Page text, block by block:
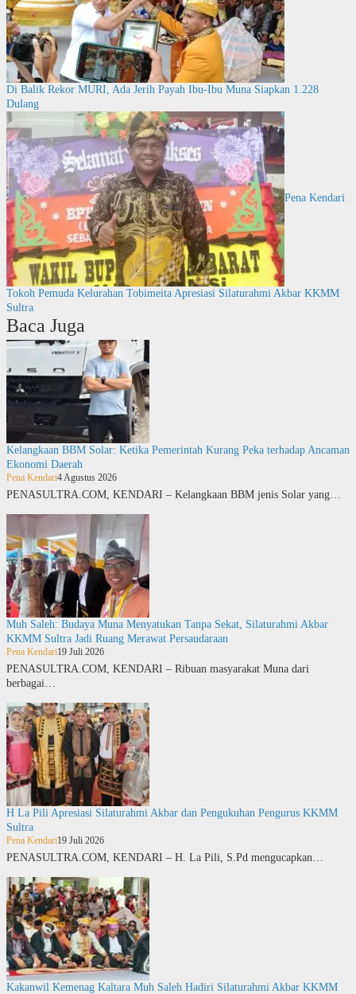
Di Balik Rekor MURI, Ada Jerih Payah Ibu-Ibu Muna Siapkan 1.228
Dulang
Pena Kendari
Tokoh Pemuda Kelurahan Tobimeita Apresiasi Silaturahmi Akbar KKMM
Sultra
Baca Juga
Kelangkaan BBM Solar: Ketika Pemerintah Kurang Peka terhadap Ancaman
Ekonomi Daerah
Pena Kendari4 Agustus 2026
PENASULTRA.COM, KENDARI – Kelangkaan BBM jenis Solar yang…
Muh Saleh: Budaya Muna Menyatukan Tanpa Sekat, Silaturahmi Akbar
KKMM Sultra Jadi Ruang Merawat Persaudaraan
Pena Kendari19 Juli 2026
PENASULTRA.COM, KENDARI – Ribuan masyarakat Muna dari
berbagai…
H La Pili Apresiasi Silaturahmi Akbar dan Pengukuhan Pengurus KKMM
Sultra
Pena Kendari19 Juli 2026
PENASULTRA.COM, KENDARI – H. La Pili, S.Pd mengucapkan…
Kakanwil Kemenag Kaltara Muh Saleh Hadiri Silaturahmi Akbar KKMM